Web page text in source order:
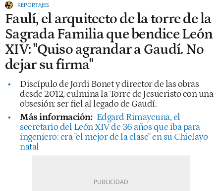
REPORTAJES
Faulí, el arquitecto de la torre de la
Sagrada Familia que bendice León
XIV: "Quiso agrandar a Gaudí. No
dejar su firma"
Discípulo de Jordi Bonet y director de las obras
desde 2012, culmina la Torre de Jesucristo con una
obsesión: ser fiel al legado de Gaudí.
Más información: Edgard Rimaycuna, el
secretario del León XIV de 36 años que iba para
ingeniero: era "el mejor de la clase" en su Chiclayo
natal